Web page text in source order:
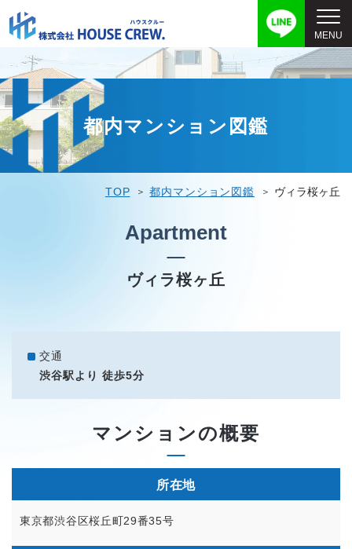
都内マンション図鑑
TOP 都内マンション図鑑 ヴィラ桜ヶ丘
Apartment
ヴィラ桜ヶ丘
交通
渋谷駅より 徒歩5分
マンションの概要
所在地
東京都渋谷区桜丘町29番35号